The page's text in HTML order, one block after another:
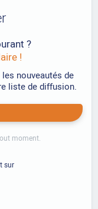
?
!
nouveautés de
liste de diffusion.
moment.
sur